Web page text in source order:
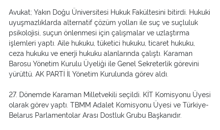
Avukat; Yakın Doğu Üniversitesi Hukuk Fakültesini bitirdi. Hukuki
uyuşmazlıklarda alternatif çözüm yolları ile suç ve suçluluk
psikolojisi, suçun önlenmesi için çalışmalar ve uzlaştırma
işlemleri yaptı. Aile hukuku, tüketici hukuku, ticaret hukuku,
ceza hukuku ve enerji hukuku alanlarında çalıştı. Karaman
Barosu Yönetim Kurulu Üyeliği ile Genel Sekreterlik görevini
yürüttü. AK PARTİ İl Yönetim Kurulunda görev aldı.
27. Dönemde Karaman Milletvekili seçildi. KİT Komisyonu Üyesi
olarak görev yaptı. TBMM Adalet Komisyonu Üyesi ve Türkiye-
Belarus Parlamentolar Arası Dostluk Grubu Başkanıdır.